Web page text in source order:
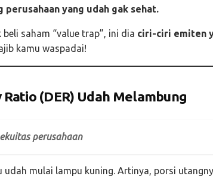
perusahaan yang udah gak sehat.
saham “value trap”, ini dia ciri-ciri emiten
kamu waspadai!
(DER) Udah Melambung
perusahaan
udah mulai lampu kuning. Artinya, porsi